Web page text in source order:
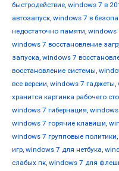
быстродействие, windows 7 в
автозапуск, windows 7 в
недостаточно памяти, windows
windows 7 восстановление
запуска, windows 7
восстановление системы,
все версии, windows 7 гаджеты,
хранится картинка рабочего
windows 7 гибернация,
windows 7 горячие клавиши,
windows 7 групповые политики,
игр, windows 7 для нетбука,
слабых пк, windows 7 для